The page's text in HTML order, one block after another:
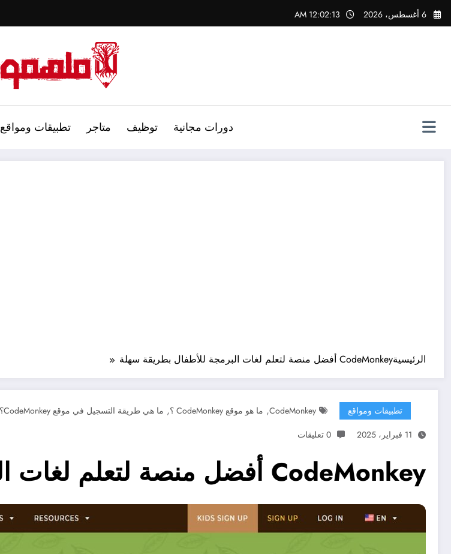
التجاوز
إلى
6 أغسطس، 2026 12:02:14 AM
دورات مجانية توظيف متاجر تطبيقات ومواقع
الرئيسيةCodeMonkey أفضل منصة لتعلم لغات البرمجة للأطفال بطريقة سهلة
تطبيقات ومواقع CodeMonkey
, ما هو موقع CodeMonkey ؟ , ما هي طريقة التسجيل في موقع CodeMonkey؟
11 فبراير، 2025
0 تعليقات
CodeMonkey أفضل منصة لتعلم لغات البرمجة للأطفال بطريقة سهلة